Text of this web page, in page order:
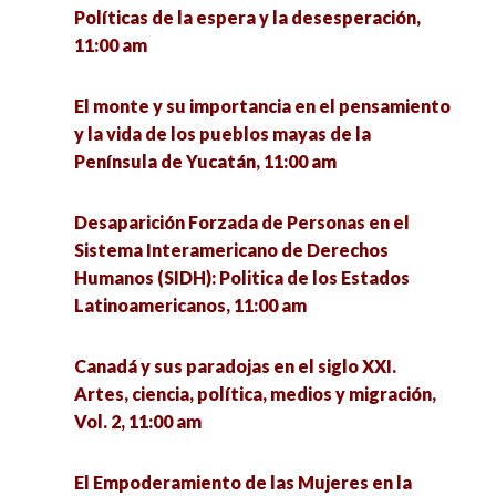
resistencia y denuncia frente a una academia
silenciosa, 12:00 pm
¿Por qué el activismo es importante? –
Donatella della Porta –, 12:00 pm
empresarial Rstudio aplicado a las Ciencias
Sociales, 12:00 pm
Las redes sociales en el ámbito político
Fronteras artificiales y amenazas reales del
Antropoceno: Impactos y repercusiones de la
Juventudes y ruralidades en el México del Siglo
XXI, 11:30 am
El oficio de Comunicólogo: el futuro hoy., 12:00
Ciencias Sociales?, 12:00 pm
Crisis y reconfiguración del régimen político
mexicano en el contexto de la 4t., 12:00 pm
Proyectos estudiantiles en Ciencias Sociales en
clave intercultural, 12:00 pm
Políticas de la espera y la desesperación,
11:00 am
El monte y su importancia en el pensamiento
y la vida de los pueblos mayas de la
Península de Yucatán, 11:00 am
Desaparición Forzada de Personas en el
Sistema Interamericano de Derechos
Humanos (SIDH): Politica de los Estados
Latinoamericanos, 11:00 am
Canadá y sus paradojas en el siglo XXI.
Artes, ciencia, política, medios y migración,
Vol. 2, 11:00 am
El Empoderamiento de las Mujeres en la